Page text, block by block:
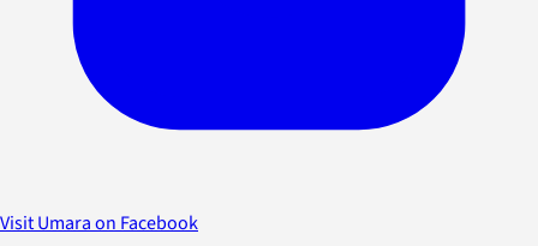
Visit Umara on Facebook